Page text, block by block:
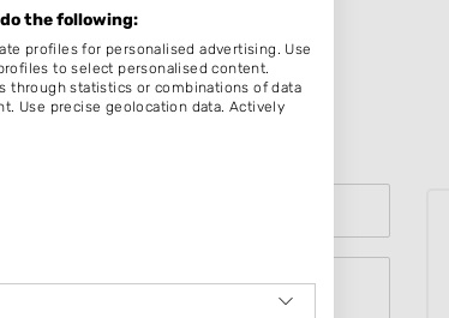
the following:
profiles for personalised advertising. Use
to select personalised content.
through statistics or combinations of data
Use precise geolocation data. Actively